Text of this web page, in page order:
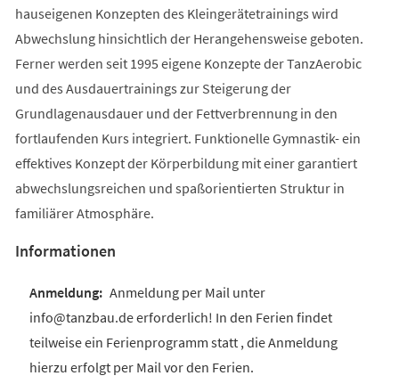
hauseigenen Konzepten des Kleingerätetrainings wird
Abwechslung hinsichtlich der Herangehensweise geboten.
Ferner werden seit 1995 eigene Konzepte der TanzAerobic
und des Ausdauertrainings zur Steigerung der
Grundlagenausdauer und der Fettverbrennung in den
fortlaufenden Kurs integriert. Funktionelle Gymnastik- ein
effektives Konzept der Körperbildung mit einer garantiert
abwechslungsreichen und spaßorientierten Struktur in
familiärer Atmosphäre.
Informationen
Anmeldung per Mail unter
info@tanzbau.de erforderlich! In den Ferien findet
teilweise ein Ferienprogramm statt , die Anmeldung
hierzu erfolgt per Mail vor den Ferien.